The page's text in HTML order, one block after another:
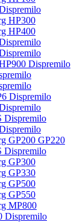
HP300
HP400
Dispremilo
Dispremilo
Dispremilo
GP200 GP220
Dispremilo
GP300
GP330
GP500
GP550
MP800
Dispremilo